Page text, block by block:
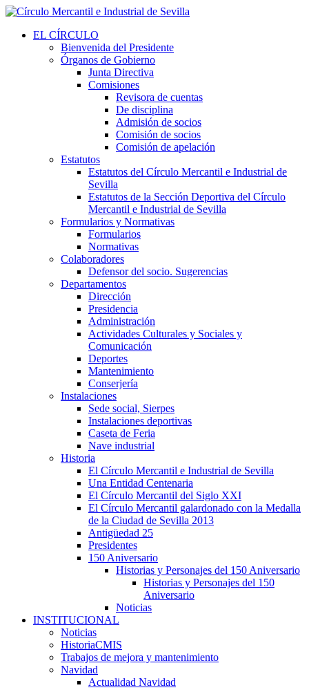
EL CÍRCULO
Bienvenida del Presidente
Órganos de Gobierno
Junta Directiva
Comisiones
Revisora de cuentas
De disciplina
Admisión de socios
Comisión de socios
Comisión de apelación
Estatutos
Estatutos del Círculo Mercantil e Industrial de
Sevilla
Estatutos de la Sección Deportiva del Círculo
Mercantil e Industrial de Sevilla
Formularios y Normativas
Formularios
Normativas
Colaboradores
Defensor del socio. Sugerencias
Departamentos
Dirección
Presidencia
Administración
Actividades Culturales y Sociales y
Comunicación
Deportes
Mantenimiento
Conserjería
Instalaciones
Sede social, Sierpes
Instalaciones deportivas
Caseta de Feria
Nave industrial
Historia
El Círculo Mercantil e Industrial de Sevilla
Una Entidad Centenaria
El Círculo Mercantil del Siglo XXI
El Círculo Mercantil galardonado con la Medalla
de la Ciudad de Sevilla 2013
Antigüedad 25
Presidentes
150 Aniversario
Historias y Personajes del 150 Aniversario
Historias y Personajes del 150
Aniversario
Noticias
INSTITUCIONAL
Noticias
HistoriaCMIS
Trabajos de mejora y mantenimiento
Navidad
Actualidad Navidad